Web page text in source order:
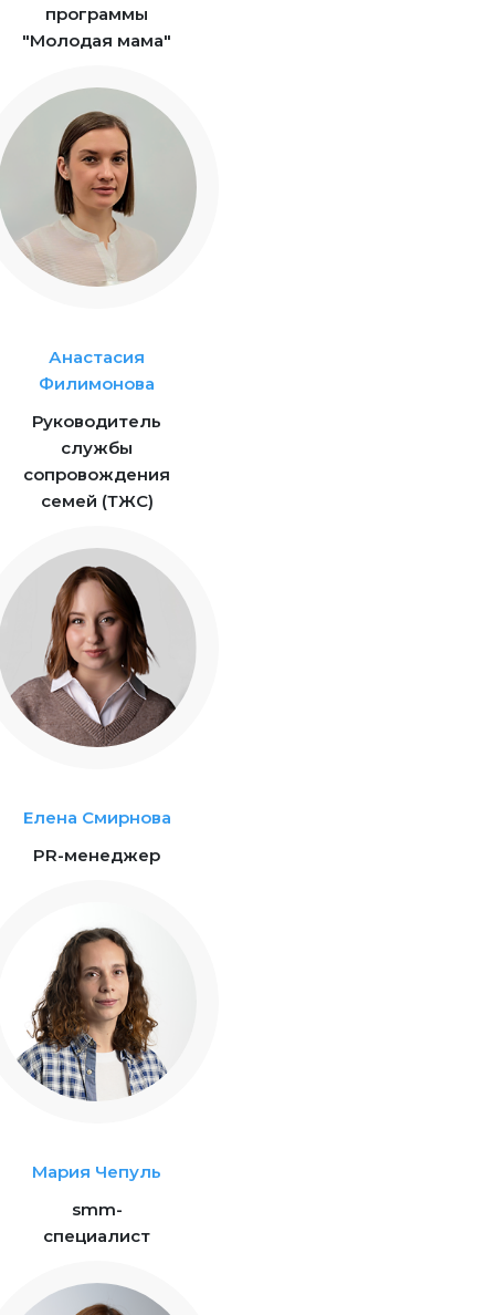
программы
"Молодая мама"
Анастасия
Филимонова
Руководитель
службы
сопровождения
семей (ТЖС)
Елена Смирнова
PR-менеджер
Мария Чепуль
smm-
специалист